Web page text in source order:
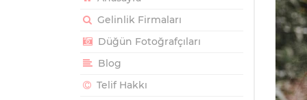
Gelinlik Firmaları
Düğün Fotoğrafçıları
Blog
Telif Hakkı